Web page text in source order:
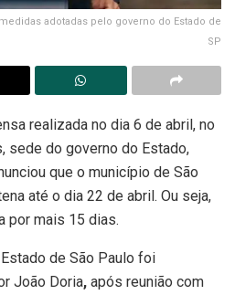
adotadas pelo governo do Estado de
SP
realizada no dia 6 de abril, no
sede do governo do Estado,
que o município de São
até o dia 22 de abril. Ou seja,
por mais 15 dias.
de São Paulo foi
João Doria, após reunião com